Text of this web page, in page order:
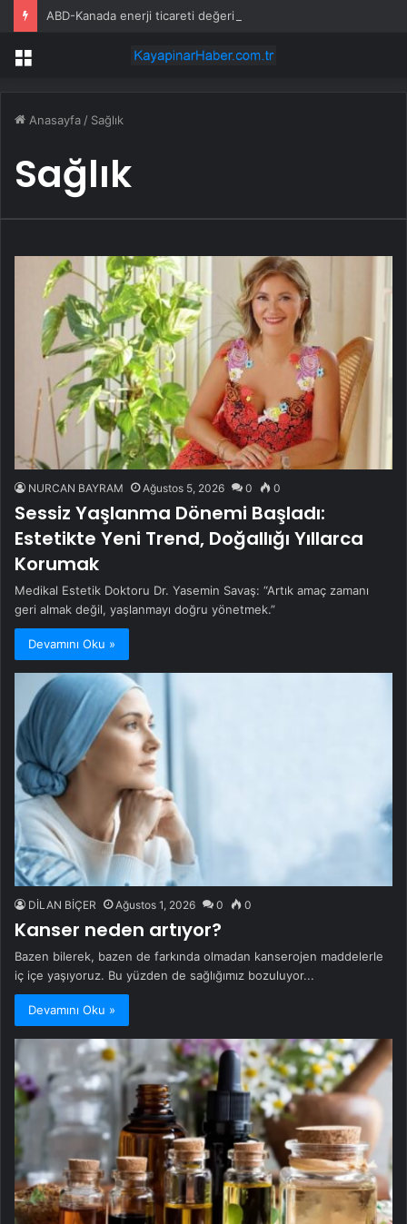
Menü
Anasayfa / Sağlık
Sağlık
NURCAN BAYRAM Ağustos 5, 2026 0 0
Sessiz Yaşlanma Dönemi Başladı:
Estetikte Yeni Trend, Doğallığı Yıllarca
Korumak
Medikal Estetik Doktoru Dr. Yasemin Savaş: “Artık amaç zamanı
geri almak değil, yaşlanmayı doğru yönetmek.”
Devamını Oku »
DİLAN BİÇER Ağustos 1, 2026 0 0
Kanser neden artıyor?
Bazen bilerek, bazen de farkında olmadan kanserojen maddelerle
iç içe yaşıyoruz. Bu yüzden de sağlığımız bozuluyor...
Devamını Oku »